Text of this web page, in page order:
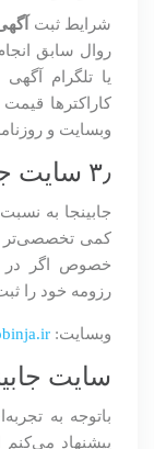
شرایط ثبت
روال سابق
یا تلگرام
کاراکترها
وبسایت و
۳٫ سایت جابینجا برای کارجویان
جابینجا به
کمی تخصصی‌تر
رزومه خود را
وبسایت:
سایت
باتوجه به
پیشنهاد می‌کنم